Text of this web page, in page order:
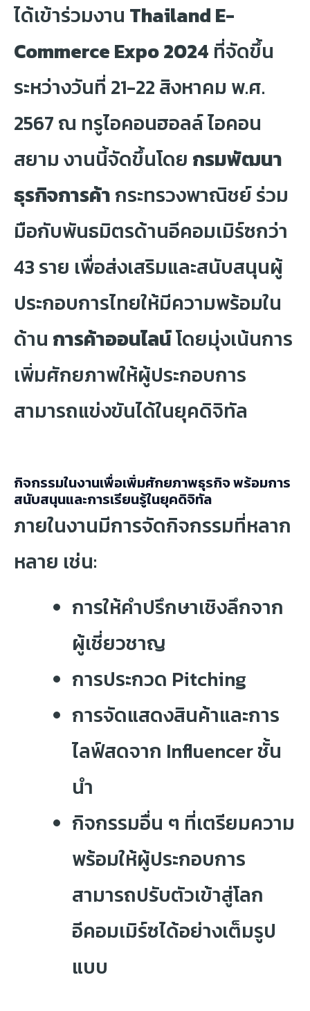
ได้เข้าร่วมงาน Thailand E-
Commerce Expo 2024 ที่จัดขึ้น
ระหว่างวันที่ 21-22 สิงหาคม พ.ศ.
2567 ณ ทรูไอคอนฮอลล์ ไอคอน
สยาม งานนี้จัดขึ้นโดย กรมพัฒนา
ธุรกิจการค้ากระทรวงพาณิชย์ ร่วม
มือกับพันธมิตรด้านอีคอมเมิร์ซกว่า
43 ราย เพื่อส่งเสริมและสนับสนุนผู้
ประกอบการไทยให้มีความพร้อมใน
ด้าน การค้าออนไลน์โดยมุ่งเน้นการ
เพิ่มศักยภาพให้ผู้ประกอบการ
สามารถแข่งขันได้ในยุคดิจิทัล
กิจกรรมในงานเพื่อเพิ่มศักยภาพธุรกิจ พร้อมการ
สนับสนุนและการเรียนรู้ในยุคดิจิทัล
ภายในงานมีการจัดกิจกรรมที่หลาก
หลาย เช่น:
การให้คำปรึกษาเชิงลึกจาก
ผู้เชี่ยวชาญ
การประกวด Pitching
การจัดแสดงสินค้าและการ
ไลฟ์สดจาก Influencer ชั้น
นำ
กิจกรรมอื่น ๆ ที่เตรียมความ
พร้อมให้ผู้ประกอบการ
สามารถปรับตัวเข้าสู่โลก
อีคอมเมิร์ซได้อย่างเต็มรูป
แบบ